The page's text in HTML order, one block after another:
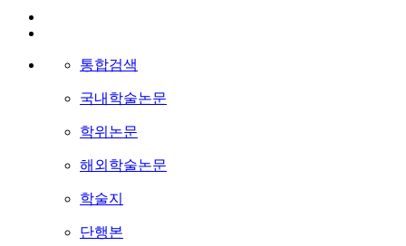
통합검색
국내학술논문
학위논문
해외학술논문
학술지
단행본